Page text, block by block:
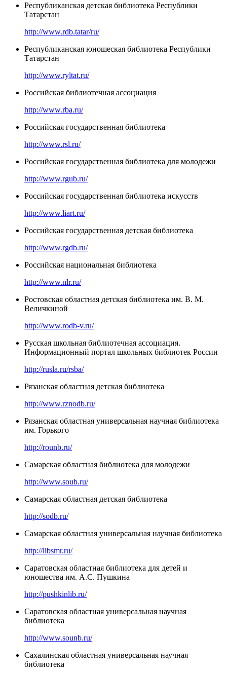
Республиканская детская библиотека Республики
Татарстан
http://www.rdb.tatar/ru/
Республиканская юношеская библиотека Республики
Татарстан
http://www.ryltat.ru/
Российская библиотечная ассоциация
http://www.rba.ru/
Российская государственная библиотека
http://www.rsl.ru/
Российская государственная библиотека для молодежи
http://www.rgub.ru/
Российская государственная библиотека искусств
http://www.liart.ru/
Российская государственная детская библиотека
http://www.rgdb.ru/
Российская национальная библиотека
http://www.nlr.ru/
Ростовская областная детская библиотека им. В. М.
Величкиной
http://www.rodb-v.ru/
Русская школьная библиотечная ассоциация.
Информационный портал школьных библиотек России
http://rusla.ru/rsba/
Рязанская областная детская библиотека
http://www.rznodb.ru/
Рязанская областная универсальная научная библиотека
им. Горького
http://rounb.ru/
Самарская областная библиотека для молодежи
http://www.soub.ru/
Самарская областная детская библиотека
http://sodb.ru/
Самарская областная универсальная научная библиотека
http://libsmr.ru/
Саратовская областная библиотека для детей и
юношества им. А.С. Пушкина
http://pushkinlib.ru/
Саратовская областная универсальная научная
библиотека
http://www.sounb.ru/
Сахалинская областная универсальная научная
библиотека